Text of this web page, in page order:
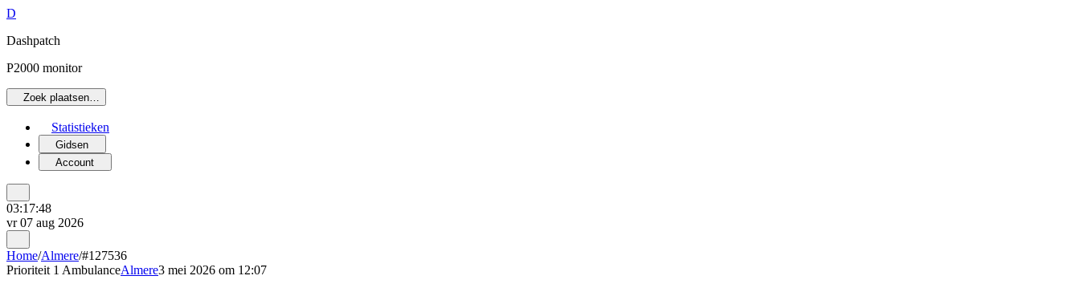
D
Dashpatch
P2000 monitor
Zoek plaatsen…
Statistieken
Gidsen
Account
03:17:48
vr 07 aug 2026
Home/Almere/#127536
Prioriteit 1 AmbulanceAlmere3 mei 2026 om 12:07